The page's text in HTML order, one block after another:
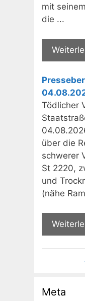
mit
die ...
Tödlicher
über die
schwerer
St 2220,
und
(nähe
Meta